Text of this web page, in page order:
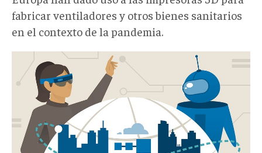
fabricar ventiladores y otros bienes sanitarios
en el contexto de la pandemia.